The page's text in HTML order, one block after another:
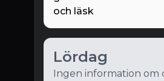
och läsk
Lördag
Ingen information om